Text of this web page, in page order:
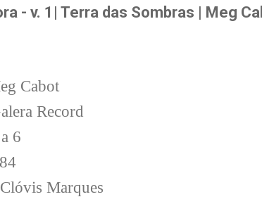
- v. 1| Terra das Sombras | Meg
Cabot
Record
6
Clóvis Marques